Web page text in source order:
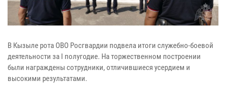
В Кызыле рота ОВО Росгвардии подвела итоги служебно-боевой
деятельности за I полугодие. На торжественном построении
были награждены сотрудники, отличившиеся усердием и
высокими результатами.